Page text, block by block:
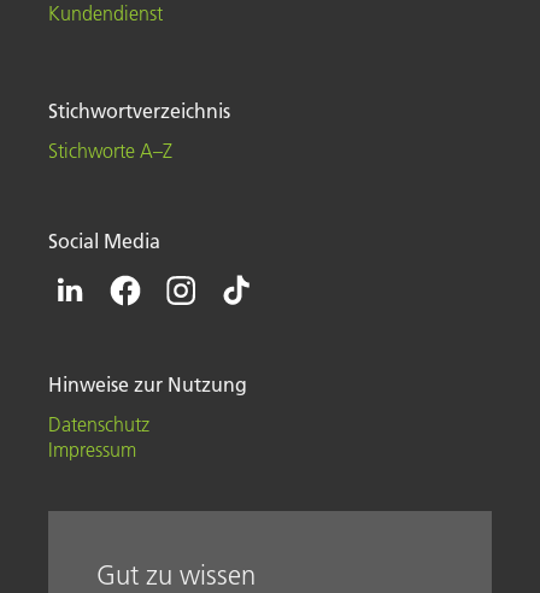
Kundendienst
Stichwortverzeichnis
Stichworte A–Z
Social Media
Hinweise zur Nutzung
Datenschutz
Impressum
Gut zu wissen